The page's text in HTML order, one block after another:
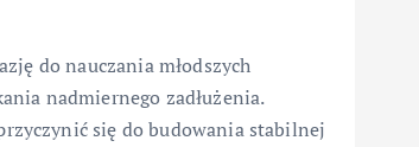
do nauczania młodszych
nadmiernego zadłużenia.
się do budowania stabilnej